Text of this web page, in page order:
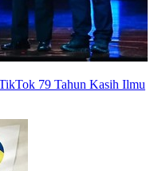
79 Tahun Kasih Ilmu